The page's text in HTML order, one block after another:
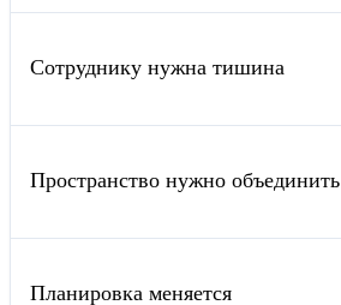
Сотруднику нужна тишина
Пространство нужно объединить
Планировка меняется